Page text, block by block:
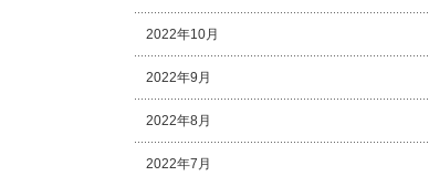
2022年10月
2022年9月
2022年8月
2022年7月